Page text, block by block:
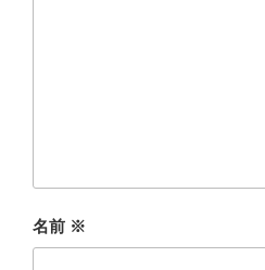
名前 ※